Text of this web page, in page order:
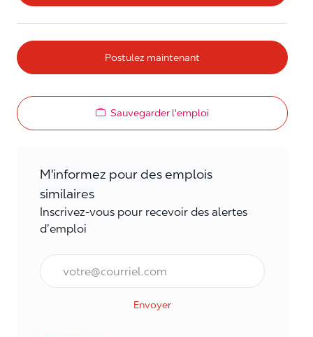
Postulez maintenant
Sauvegarder l'emploi
M'informez pour des emplois
similaires
Inscrivez-vous pour recevoir des alertes
d’emploi
Courriel*
Envoyer